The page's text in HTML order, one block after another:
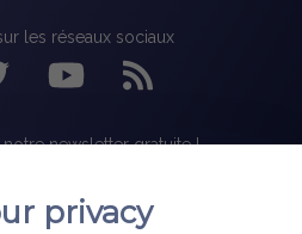
les réseaux sociaux
newsletter gratuite !
privacy